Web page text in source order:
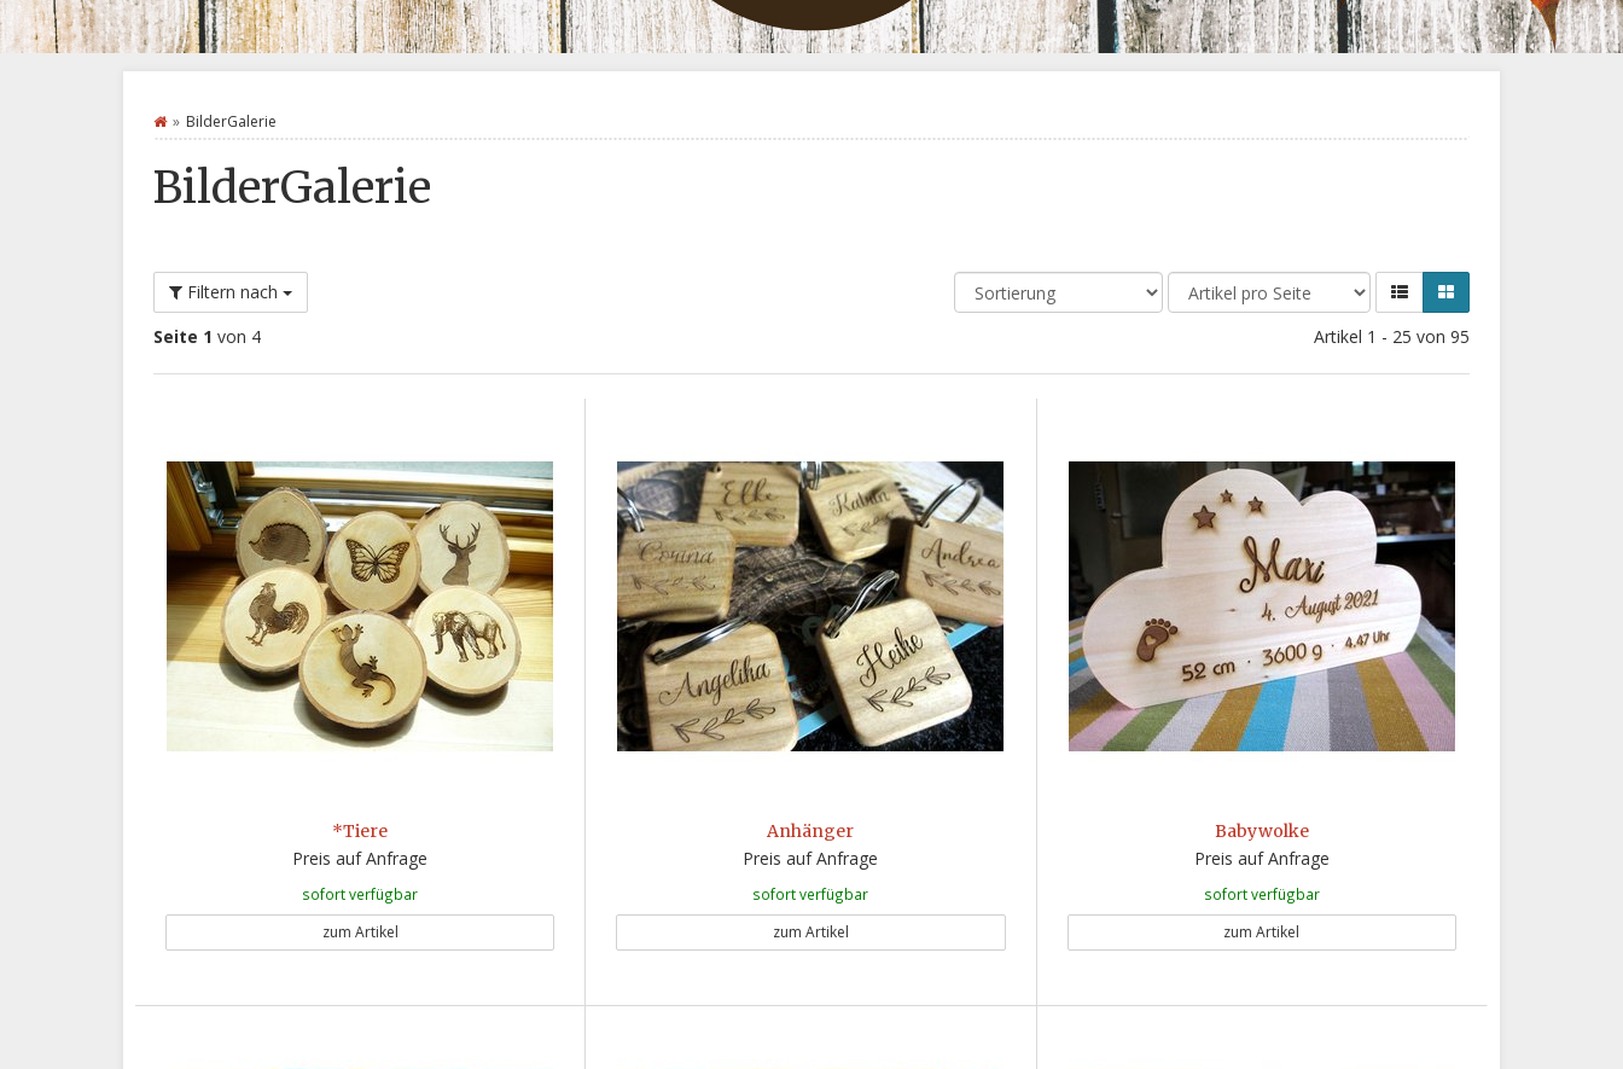
BilderGalerie
BilderGalerie
Filtern nach
Seite 1 von 4 Artikel 1 - 25 von 95
*Tiere
Preis auf Anfrage
sofort verfügbar
zum Artikel
Anhänger
Preis auf Anfrage
sofort verfügbar
zum Artikel
Babywolke
Preis auf Anfrage
sofort verfügbar
zum Artikel